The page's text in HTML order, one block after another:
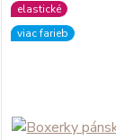
elastické
viac farieb